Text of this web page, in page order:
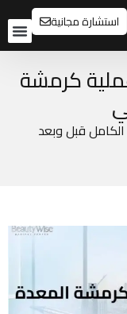
استشارة مجانية
كرمشة
الكامل قبل وبعد